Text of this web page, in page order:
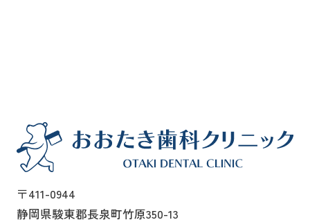
〒411-0944
静岡県駿東郡長泉町竹原350-13